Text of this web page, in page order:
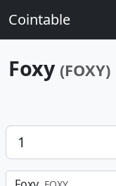
Cointable
Foxy (FOXY)
Betrag